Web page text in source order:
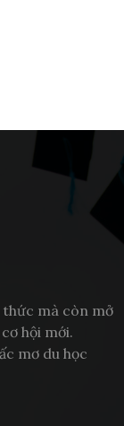
thức mà còn mở
hội mới.
mơ du học